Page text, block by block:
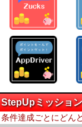
StepUpミッショ
条件達成ごとにどん